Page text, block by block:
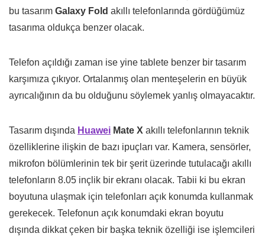
bu tasarım Galaxy Fold akıllı telefonlarında gördüğümüz
tasarıma oldukça benzer olacak.
Telefon açıldığı zaman ise yine tablete benzer bir tasarım
karşımıza çıkıyor. Ortalanmış olan menteşelerin en büyük
ayrıcalığının da bu olduğunu söylemek yanlış olmayacaktır.
Tasarım dışında Huawei Mate X akıllı telefonlarının teknik
özelliklerine ilişkin de bazı ipuçları var. Kamera, sensörler,
mikrofon bölümlerinin tek bir şerit üzerinde tutulacağı akıllı
telefonların 8.05 inçlik bir ekranı olacak. Tabii ki bu ekran
boyutuna ulaşmak için telefonları açık konumda kullanmak
gerekecek. Telefonun açık konumdaki ekran boyutu
dışında dikkat çeken bir başka teknik özelliği ise işlemcileri